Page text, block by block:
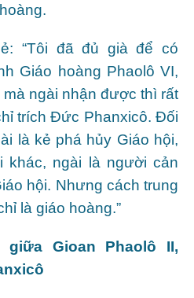
“Tôi đã đủ già để có
Giáo hoàng Phaolô VI,
ngài nhận được thì rất
trích Đức Phanxicô. Đối
là kẻ phá hủy Giáo hội,
khác, ngài là người cản
hội. Nhưng cách trung
là giáo hoàng.”
Gioan Phaolô II,